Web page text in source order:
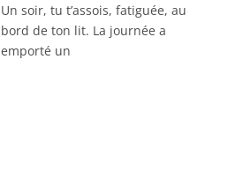
Un soir, tu t’assois, fatiguée, au
bord de ton lit. La journée a
emporté un